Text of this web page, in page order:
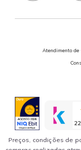
Atendimento de
Preços, condições de